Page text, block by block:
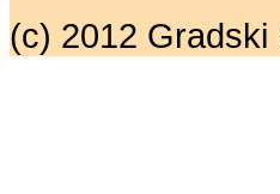
(c) 2012